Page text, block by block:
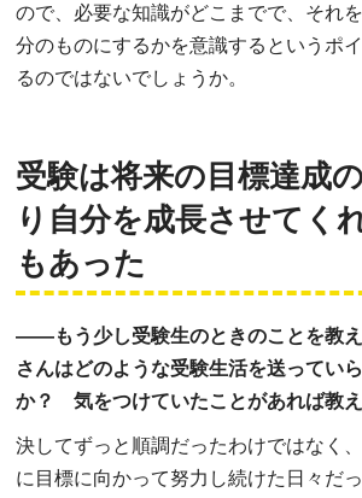
ので、必要な知識がどこまでで、それ
分のものにするかを意識するというポ
るのではないでしょうか。
受験は将来の目標達成
り 自分を成長させてく
もあった
――もう少し受験生のときのことを教
さんはどのような受験生活を送ってい
か？ 気をつけていたことがあれば教え
決してずっと順調だったわけではなく
に目標に向かって努力し続けた日々だ